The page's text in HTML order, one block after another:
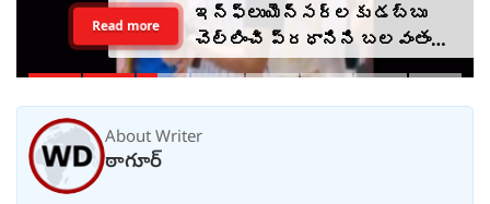
ఇన్‌ఫ్లుయెన్సర్‌లకు డబ్బు
చెల్లించి ప్రధానిని బలవంతంగా
తిట్టించారా? సీజేపీ మెడకు
Read more
About Writer
ఠాగూర్